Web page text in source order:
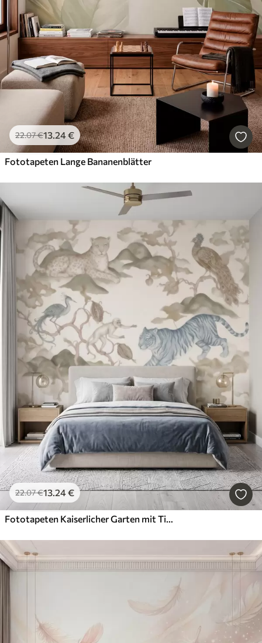
22.07€13.24€
Fototapeten Lange Bananenblätter
22.07€13.24€
Fototapeten Kaiserlicher Garten mit Tieren im orientalischen Stil – Affe, Leopard, Tiger, Pfau und Reiher